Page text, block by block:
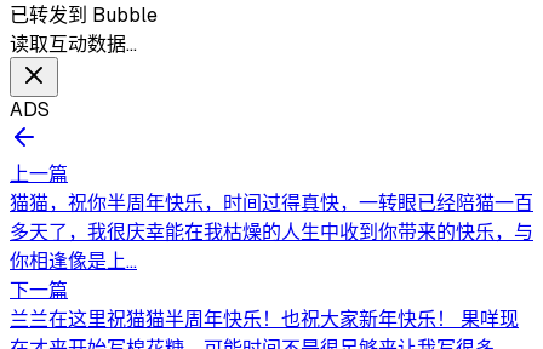
已转发到 Bubble
读取互动数据…
ADS
上一篇
猫猫，祝你半周年快乐，时间过得真快，一转眼已经陪猫一百
多天了，我很庆幸能在我枯燥的人生中收到你带来的快乐，与
你相逢像是上...
下一篇
兰兰在这里祝猫猫半周年快乐！也祝大家新年快乐！ 果咩现